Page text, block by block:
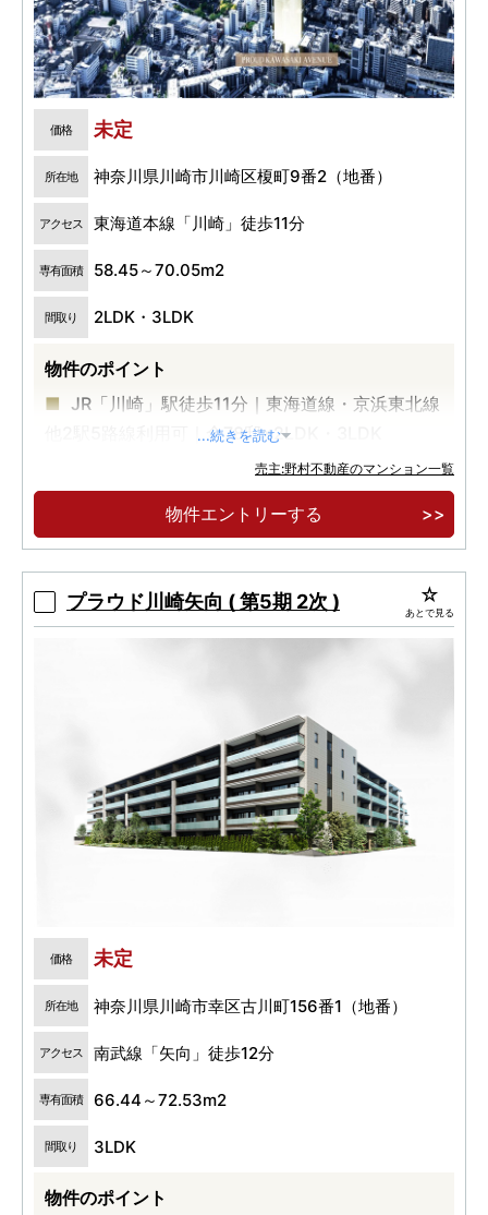
価格 未定
所在地 神奈川県川崎市川崎区榎町9番2（地番）
アクセス 東海道本線「川崎」徒歩11分
専有面積 58.45～70.05m2
間取り 2LDK・3LDK
物件のポイント
JR「川崎」駅徒歩11分｜東海道線・京浜東北線
他2駅5路線利用可｜全78邸×2LDK・3LDK
南西向き中心×角住戸率50％の開放感あふれる
レジデンス｜市役所・スーパー等が集うJR川崎駅
...続きを読む
売主:野村不動産のマンション一覧
物件エントリーする
プラウド川崎矢向 ( 第5期 2次 ) あとで見る
価格 未定
所在地 神奈川県川崎市幸区古川町156番1（地番）
アクセス 南武線「矢向」徒歩12分
専有面積 66.44～72.53m2
間取り 3LDK
物件のポイント